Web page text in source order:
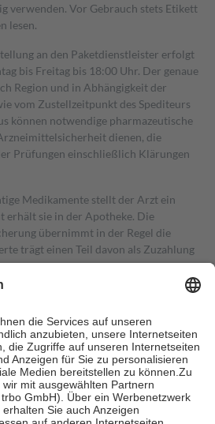
verwenden. Vor Gebrauch stets Etikett
lesen.
an den Paketdienstleister erfolgt
bis Freitag bis 18:00 Uhr. Der genaue
Region und in Abhängigkeit der
vom Zustellzeitpunkt des Spediteurs
können notwendige pharmazeutische
dienen, die
Prüfungen einschließlich Klärungen
Medikamente stellt der Arzt ein
erhält sie in der Apotheke. Die
übernimmt in der Regel die
trägt einen Teil davon als Zuzahlung
Zuzahlungen in Höhe von zehn
jedoch nie mehr als die tatsächlichen
auch für Online-Apotheken.
Krankenpflege beträgt die
Kosten sowie zehn Euro je
für ihre eigene Gesundheit zu